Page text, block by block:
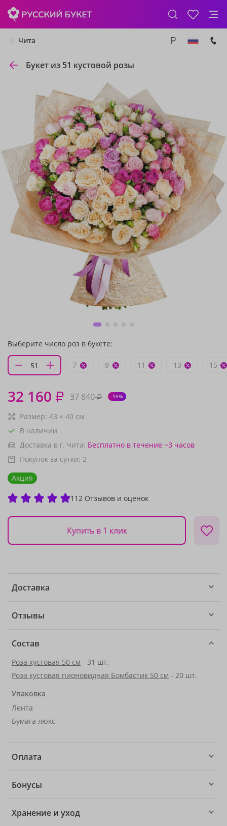
Чита
Букет из 51 кустовой розы
Выберите число роз в букете:
7 9 11 13 15
32 160 ₽ 37 840₽ -15%
Размер: 43 × 40 см
В наличии
Доставка в г. Чита: Бесплатно в течение ~3 часов
Покупок за сутки: 2
Акция
112 Отзывов и оценок
Купить в 1 клик
Доставка
Отзывы
Состав
Роза кустовая 50 см - 31 шт.
Роза кустовая пионовидная Бомбастик 50 см - 20 шт.
Упаковка
Лента
Бумага люкс
Оплата
Бонусы
Хранение и уход